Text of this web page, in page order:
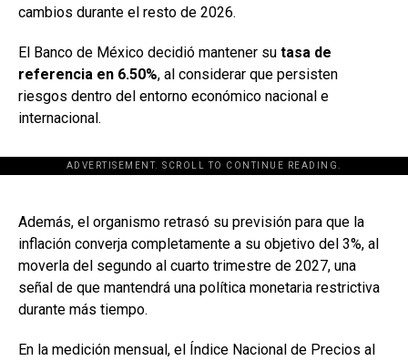
cambios durante el resto de 2026.
El Banco de México decidió mantener su tasa de
referencia en 6.50%, al considerar que persisten
riesgos dentro del entorno económico nacional e
internacional.
ADVERTISEMENT. SCROLL TO CONTINUE READING.
[adsforwp id="243463"]
Además, el organismo retrasó su previsión para que la
inflación converja completamente a su objetivo del 3%, al
moverla del segundo al cuarto trimestre de 2027, una
señal de que mantendrá una política monetaria restrictiva
durante más tiempo.
En la medición mensual, el Índice Nacional de Precios al